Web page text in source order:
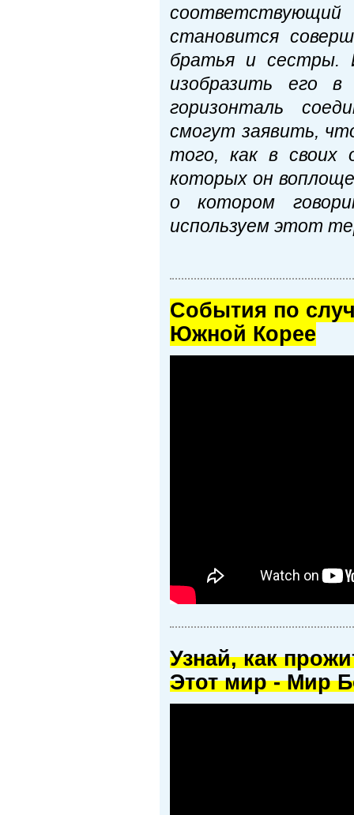
становится
братья и сестры.
изобразить его
горизонталь
смогут заявить,
того, как в своих
которых он
о котором
используем этот
Cобытия по
Южной Корее
Узнай, как
Этот мир - Мир